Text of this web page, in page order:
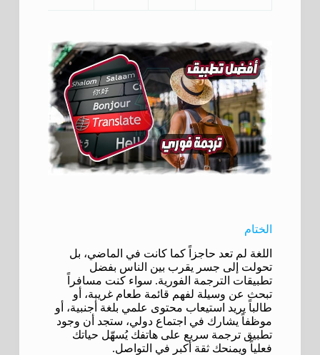
الختام
اللغة لم تعد حاجزاً كما كانت في الماضي، بل
تحولت إلى جسر يقرب بين الناس بفضل
تطبيقات الترجمة الفورية. سواء كنت مسافراً
تبحث عن وسيلة لفهم قائمة طعام غريبة، أو
طالباً يريد استيعاب محتوى علمي بلغة أجنبية، أو
موظفاً يشارك في اجتماع دولي، ستجد أن وجود
تطبيق ترجمة سريع على هاتفك يُسهّل حياتك
فعلياً ويمنحك ثقة أكبر في التواصل.